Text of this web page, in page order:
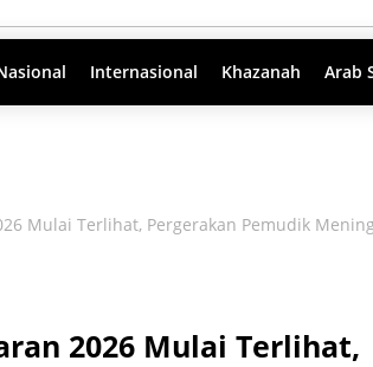
Internasional Khazanah Arab
Mulai Terlihat, Pergerakan Pemudik
2026 Mulai Terlihat,